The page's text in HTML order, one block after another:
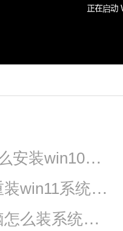
华硕笔记本u盘怎么安装win10系统？
石大师工具怎么重装win11系统？最完整的安装方法分享给你！
刚买的笔记本电脑怎么装系统？(以win10系统为例)